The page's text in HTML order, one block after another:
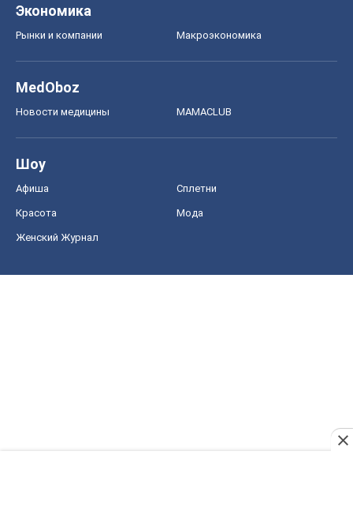
Экономика
Рынки и компании Mакроэкономика
MedOboz
Новости медицины MAMACLUB
Шоу
Афиша Сплетни
Красота Мода
Женский Журнал